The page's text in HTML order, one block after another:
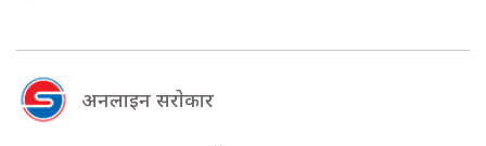
अनलाइन सराेकार